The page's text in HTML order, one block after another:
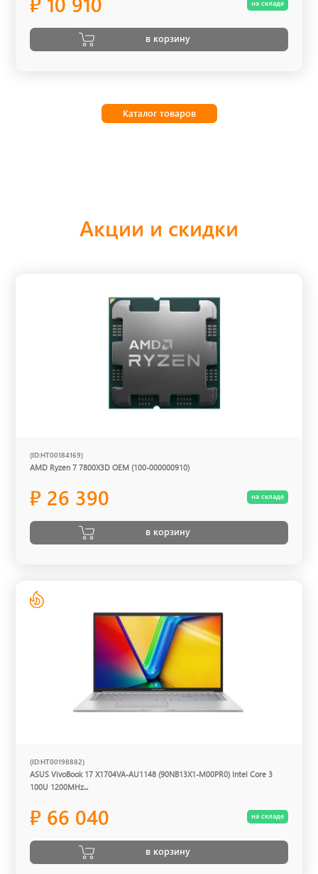
на складе
в корзину
Каталог товаров
Акции и скидки
(ID:HT00184169)
AMD Ryzen 7 7800X3D OEM (100-000000910)
₽ 26 390 на складе
в корзину
(ID:HT00198882)
ASUS VivoBook 17 X1704VA-AU1148 (90NB13X1-M00PR0) Intel Core 3
100U 1200MHz...
₽ 66 040 на складе
в корзину